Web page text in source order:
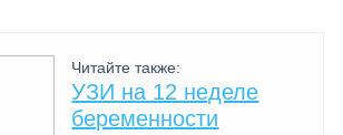
Читайте также:
УЗИ на 12 неделе
беременности